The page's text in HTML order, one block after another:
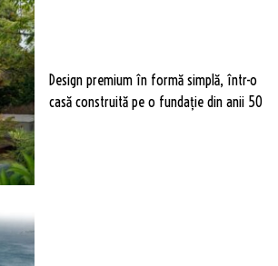
Design premium în formă simplă, într-o
casă construită pe o fundație din anii 50